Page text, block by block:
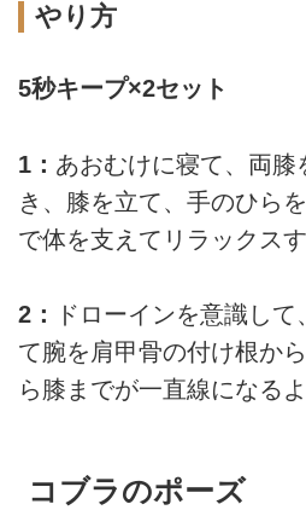
やり方
5秒キープ×2セット
1： あおむけに寝て、両膝
き、膝を立て、手のひら
で体を支えてリラックス
2：
ドローインを意識し
て腕を肩甲骨の付け根か
ら膝までが一直線になる
コブラのポーズ